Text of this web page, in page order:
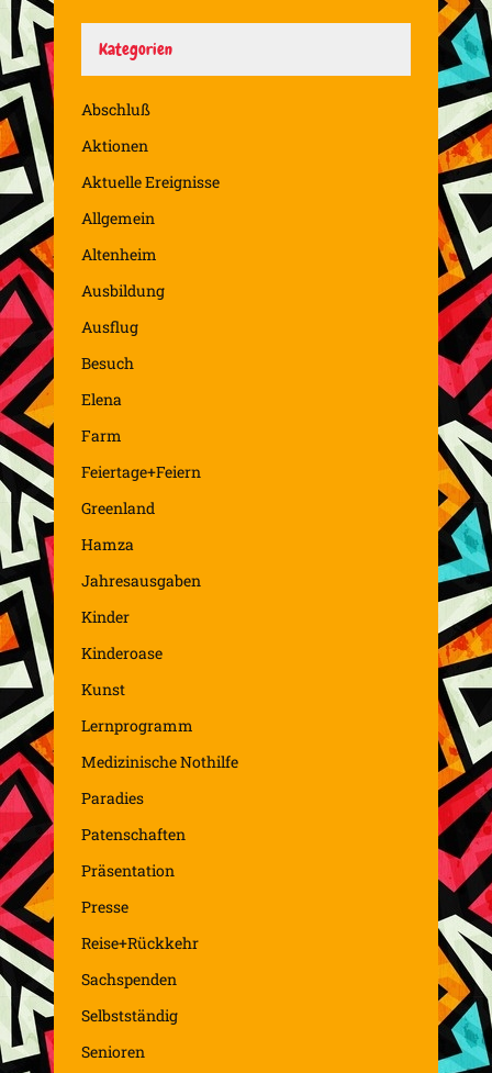
Kategorien
Abschluß
Aktionen
Aktuelle Ereignisse
Allgemein
Altenheim
Ausbildung
Ausflug
Besuch
Elena
Farm
Feiertage+Feiern
Greenland
Hamza
Jahresausgaben
Kinder
Kinderoase
Kunst
Lernprogramm
Medizinische Nothilfe
Paradies
Patenschaften
Präsentation
Presse
Reise+Rückkehr
Sachspenden
Selbstständig
Senioren